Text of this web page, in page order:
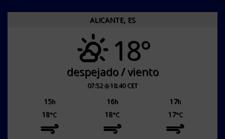
ALICANTE, ES
18°
despejado / viento
07:52 18:40 CET
15h 16h 17h
18°C 18°C 17°C